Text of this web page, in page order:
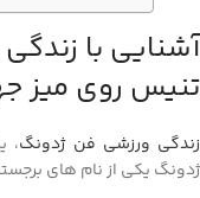
آشنایی با
تنیس روی میز
زندگی ورزشی فن ژدونگ،
ژدونگ یکی از نام‌ های